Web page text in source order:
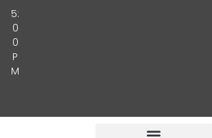
5:
0
0
P
M